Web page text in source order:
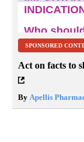
SPONSORED
Act on facts to
By Apellis